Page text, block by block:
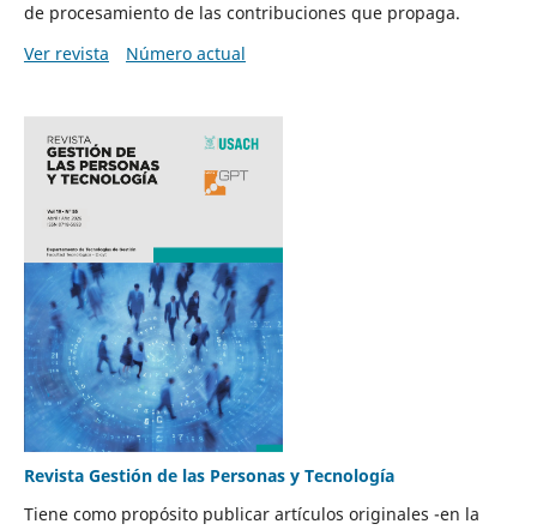
de procesamiento de las contribuciones que propaga.
Ver revista
Número actual
Revista Gestión de las Personas y Tecnología
Tiene como propósito publicar artículos originales -en la